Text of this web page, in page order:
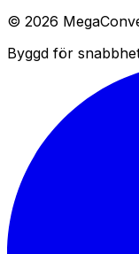
© 2026
Byggd för